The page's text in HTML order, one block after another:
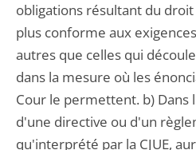
obligations résultant du
plus conforme aux
autres que celles qui
dans la mesure où les
Cour le permettent. b) Dans
d'une directive ou d'un
qu'interprété par la CJUE,